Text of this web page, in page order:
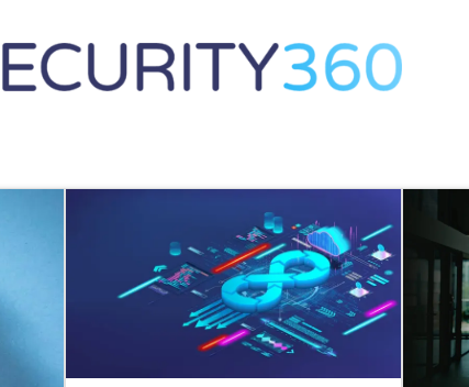
Soluzioni aziendali
Cultura cyber
News, attualità e